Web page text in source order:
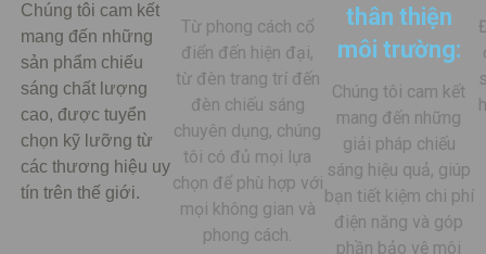
Chúng tôi cam kết
mang đến những
sản phẩm chiếu
sáng chất lượng
cao, được tuyển
chọn kỹ lưỡng từ
các thương hiệu uy
tín trên thế giới.
Từ phong cách cổ
điển đến hiện đại,
từ đèn trang trí đến
đèn chiếu sáng
chuyên dụng, chúng
tôi có đủ mọi lựa
chọn để phù hợp với
mọi không gian và
phong cách.
thân thiện
môi trường:
Chúng tôi cam kết
mang đến những
giải pháp chiếu
sáng hiệu quả, giúp
bạn tiết kiệm chi phí
điện năng và góp
phần bảo vệ môi